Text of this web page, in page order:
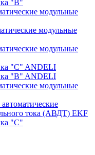
"В"
модульные
модульные
модульные
"C" ANDELI
"B" ANDELI
модульные
тока (АВДТ) EKF
"С"